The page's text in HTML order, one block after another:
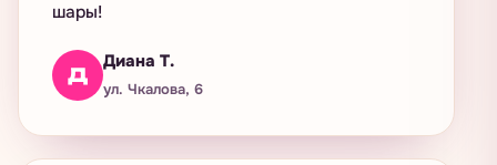
шары!
Д
Диана Т.
ул. Чкалова, 6